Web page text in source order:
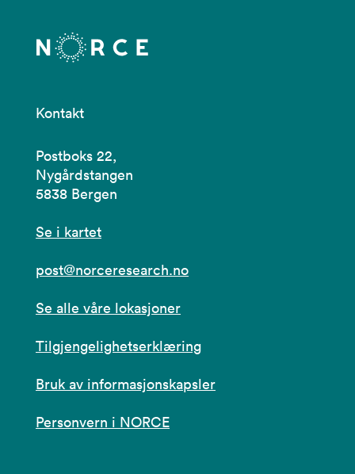
Kontakt
Postboks 22,
Nygårdstangen
5838 Bergen
Se i kartet
post@norceresearch.no
Se alle våre lokasjoner
Tilgjengelighetserklæring
Bruk av informasjonskapsler
Personvern i NORCE